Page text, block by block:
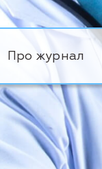
Про журнал